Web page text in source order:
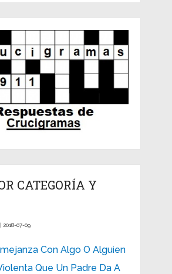
CATEGORÍA Y
2018-07-09
Con Algo O Alguien
Que Un Padre Da A